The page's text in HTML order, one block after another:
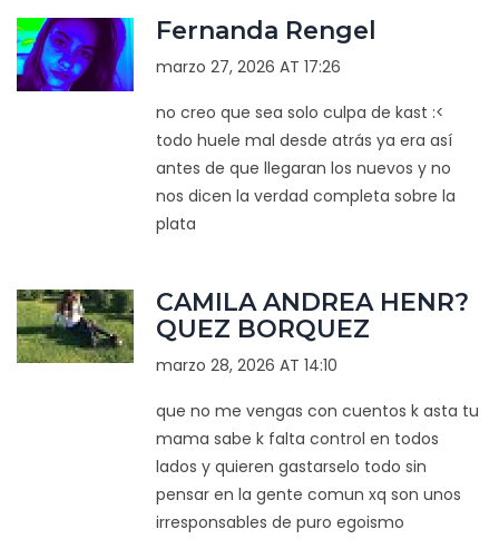
Fernanda Rengel
marzo 27, 2026 AT 17:26
no creo que sea solo culpa de kast :<
todo huele mal desde atrás ya era así
antes de que llegaran los nuevos y no
nos dicen la verdad completa sobre la
plata
CAMILA ANDREA HENR?
QUEZ BORQUEZ
marzo 28, 2026 AT 14:10
que no me vengas con cuentos k asta tu
mama sabe k falta control en todos
lados y quieren gastarselo todo sin
pensar en la gente comun xq son unos
irresponsables de puro egoismo